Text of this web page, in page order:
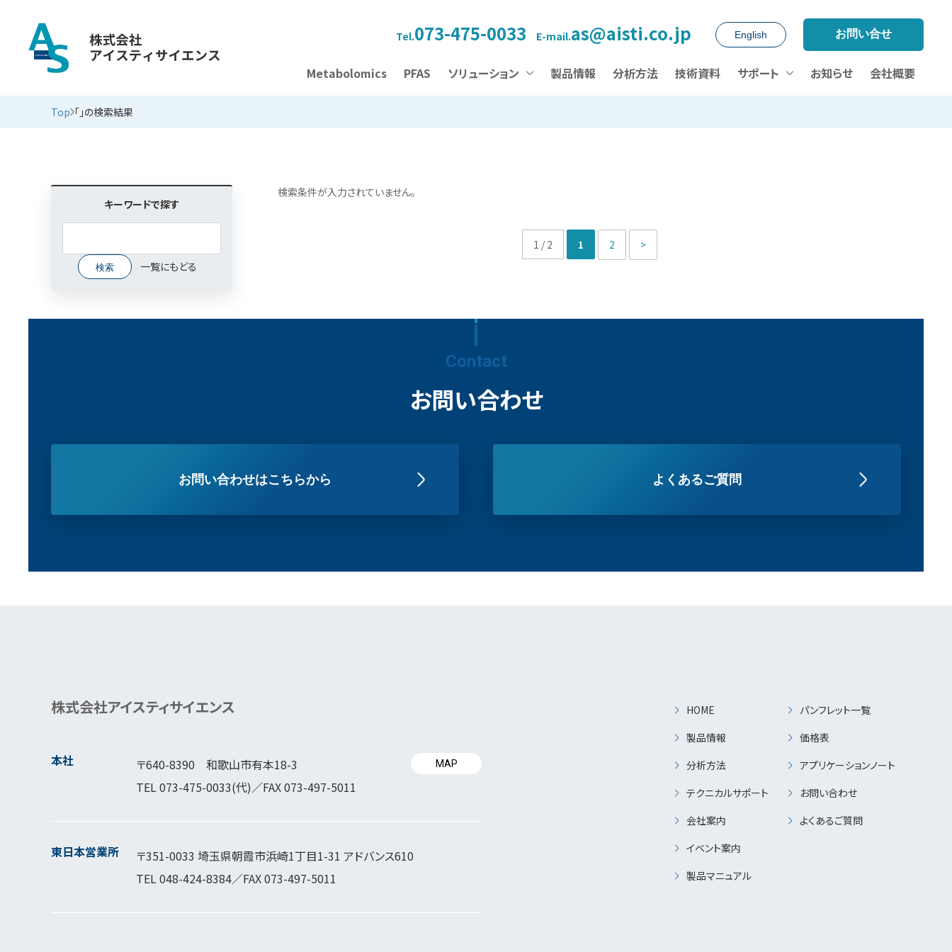
Tel.073-475-0033 E-mail.as@aisti.co.jp English お問い合せ
Metabolomics PFAS ソリューション 製品情報 分析方法 技術資料 サポート お知らせ 会社概要
Top 「」の検索結果
アプリケーションノート
キーワードで探す
一覧にもどる
検索条件が入力されていません。
1 / 2 1 2 >
Contact
お問い合わせ
お問い合わせはこちらから よくあるご質問
株式会社アイスティサイエンス
本社
〒640-8390 和歌山市有本18-3
TEL073-475-0033(代)／FAX 073-497-5011
MAP
東日本営業所
〒351-0033 埼玉県朝霞市浜崎1丁目1-31 アドバンス610
TEL048-424-8384／FAX 073-497-5011
HOME
製品情報
分析方法
テクニカルサポート
会社案内
イベント案内
製品マニュアル
パンフレット一覧
価格表
アプリケーションノート
お問い合わせ
よくあるご質問